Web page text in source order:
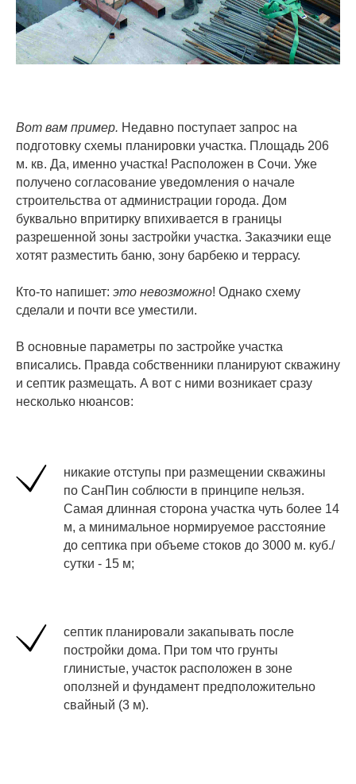
Вот вам пример. Недавно поступает запрос на
подготовку схемы планировки участка. Площадь 206
м. кв. Да, именно участка! Расположен в Сочи. Уже
получено согласование уведомления о начале
строительства от администрации города. Дом
буквально впритирку впихивается в границы
разрешенной зоны застройки участка. Заказчики еще
хотят разместить баню, зону барбекю и террасу.
Кто-то напишет: это невозможно! Однако схему
сделали и почти все уместили.
В основные параметры по застройке участка
вписались. Правда собственники планируют скважину
и септик размещать. А вот с ними возникает сразу
несколько нюансов:
никакие отступы при размещении скважины
по СанПин соблюсти в принципе нельзя.
Самая длинная сторона участка чуть более 14
м, а минимальное нормируемое расстояние
до септика при объеме стоков до 3000 м. куб./
сутки - 15 м;
септик планировали закапывать после
постройки дома. При том что грунты
глинистые, участок расположен в зоне
оползней и фундамент предположительно
свайный (3 м).